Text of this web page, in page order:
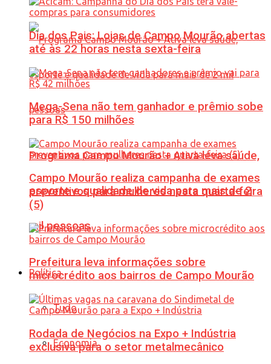
Programa Campo Mourão + Ativa leva saúde,
esporte e qualidade de vida para mais de 2
mil pessoas
Política
Tudo
Economia
Dia dos Pais: Lojas de Campo Mourão abertas
até às 22 horas nesta sexta-feira
Mega-Sena não tem ganhador e prêmio sobe
para R$ 150 milhões
Campo Mourão realiza campanha de exames
preventivos para mulheres nesta quarta-feira
(5)
Prefeitura leva informações sobre
microcrédito aos bairros de Campo Mourão
Rodada de Negócios na Expo + Indústria
exclusiva para o setor metalmecânico